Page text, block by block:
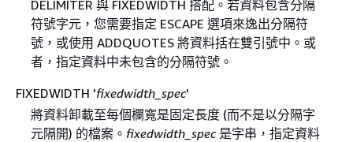
DELIMITER 與 FIXEDWIDTH 搭配。若資料包含分隔
符號字元，您需要指定 ESCAPE 選項來逸出分隔符
號，或使用 ADDQUOTES 將資料括在雙引號中。或
者，指定資料中未包含的分隔符號。
FIXEDWIDTH 'fixedwidth_spec'
將資料卸載至每個欄寬是固定長度 (而不是以分隔字
元隔開) 的檔案。 fixedwidth_spec是字串，指定資料